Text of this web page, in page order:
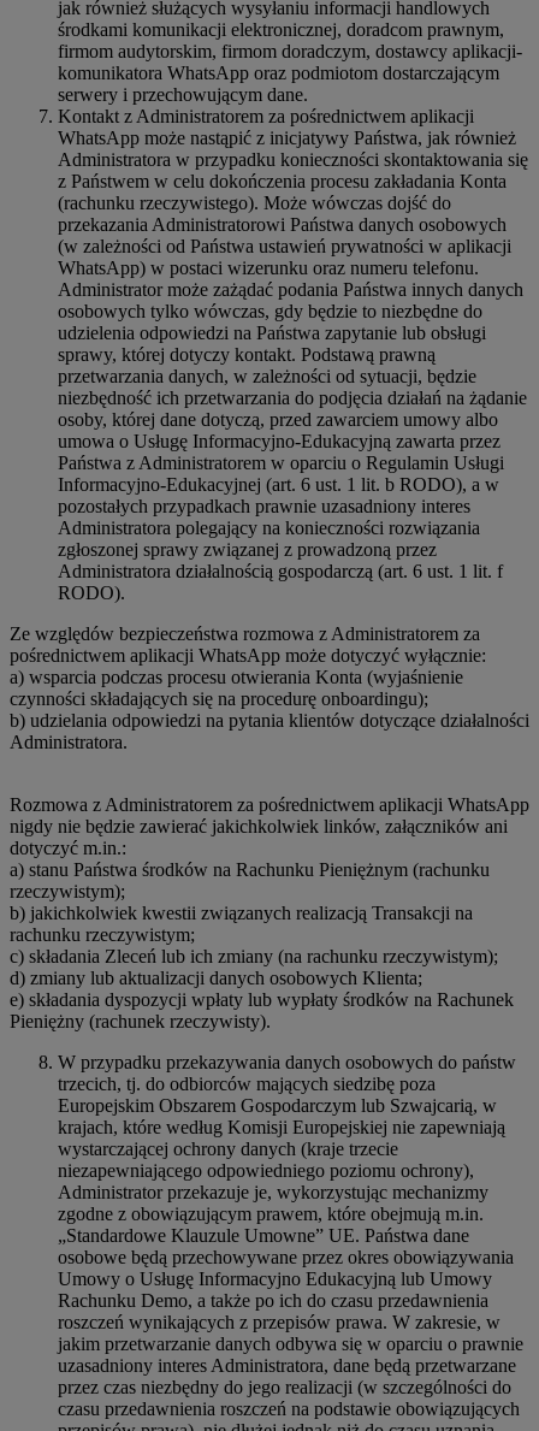
jak również służących wysyłaniu informacji handlowych
środkami komunikacji elektronicznej, doradcom prawnym,
firmom audytorskim, firmom doradczym, dostawcy aplikacji-
komunikatora WhatsApp oraz podmiotom dostarczającym
serwery i przechowującym dane.
Kontakt z Administratorem za pośrednictwem aplikacji
WhatsApp może nastąpić z inicjatywy Państwa, jak również
Administratora w przypadku konieczności skontaktowania się
z Państwem w celu dokończenia procesu zakładania Konta
(rachunku rzeczywistego). Może wówczas dojść do
przekazania Administratorowi Państwa danych osobowych
(w zależności od Państwa ustawień prywatności w aplikacji
WhatsApp) w postaci wizerunku oraz numeru telefonu.
Administrator może zażądać podania Państwa innych danych
osobowych tylko wówczas, gdy będzie to niezbędne do
udzielenia odpowiedzi na Państwa zapytanie lub obsługi
sprawy, której dotyczy kontakt. Podstawą prawną
przetwarzania danych, w zależności od sytuacji, będzie
niezbędność ich przetwarzania do podjęcia działań na żądanie
osoby, której dane dotyczą, przed zawarciem umowy albo
umowa o Usługę Informacyjno-Edukacyjną zawarta przez
Państwa z Administratorem w oparciu o Regulamin Usługi
Informacyjno-Edukacyjnej (art. 6 ust. 1 lit. b RODO), a w
pozostałych przypadkach prawnie uzasadniony interes
Administratora polegający na konieczności rozwiązania
zgłoszonej sprawy związanej z prowadzoną przez
Administratora działalnością gospodarczą (art. 6 ust. 1 lit. f
RODO).
Ze względów bezpieczeństwa rozmowa z Administratorem za
pośrednictwem aplikacji WhatsApp może dotyczyć wyłącznie:
a) wsparcia podczas procesu otwierania Konta (wyjaśnienie
czynności składających się na procedurę onboardingu);
b) udzielania odpowiedzi na pytania klientów dotyczące działalności
Administratora.
Rozmowa z Administratorem za pośrednictwem aplikacji WhatsApp
nigdy nie będzie zawierać jakichkolwiek linków, załączników ani
dotyczyć m.in.:
a) stanu Państwa środków na Rachunku Pieniężnym (rachunku
rzeczywistym);
b) jakichkolwiek kwestii związanych realizacją Transakcji na
rachunku rzeczywistym;
c) składania Zleceń lub ich zmiany (na rachunku rzeczywistym);
d) zmiany lub aktualizacji danych osobowych Klienta;
e) składania dyspozycji wpłaty lub wypłaty środków na Rachunek
Pieniężny (rachunek rzeczywisty).
W przypadku przekazywania danych osobowych do państw
trzecich, tj. do odbiorców mających siedzibę poza
Europejskim Obszarem Gospodarczym lub Szwajcarią, w
krajach, które według Komisji Europejskiej nie zapewniają
wystarczającej ochrony danych (kraje trzecie
niezapewniającego odpowiedniego poziomu ochrony),
Administrator przekazuje je, wykorzystując mechanizmy
zgodne z obowiązującym prawem, które obejmują m.in.
„Standardowe Klauzule Umowne” UE. Państwa dane
osobowe będą przechowywane przez okres obowiązywania
Umowy o Usługę Informacyjno Edukacyjną lub Umowy
Rachunku Demo, a także po ich do czasu przedawnienia
roszczeń wynikających z przepisów prawa. W zakresie, w
jakim przetwarzanie danych odbywa się w oparciu o prawnie
uzasadniony interes Administratora, dane będą przetwarzane
przez czas niezbędny do jego realizacji (w szczególności do
czasu przedawnienia roszczeń na podstawie obowiązujących